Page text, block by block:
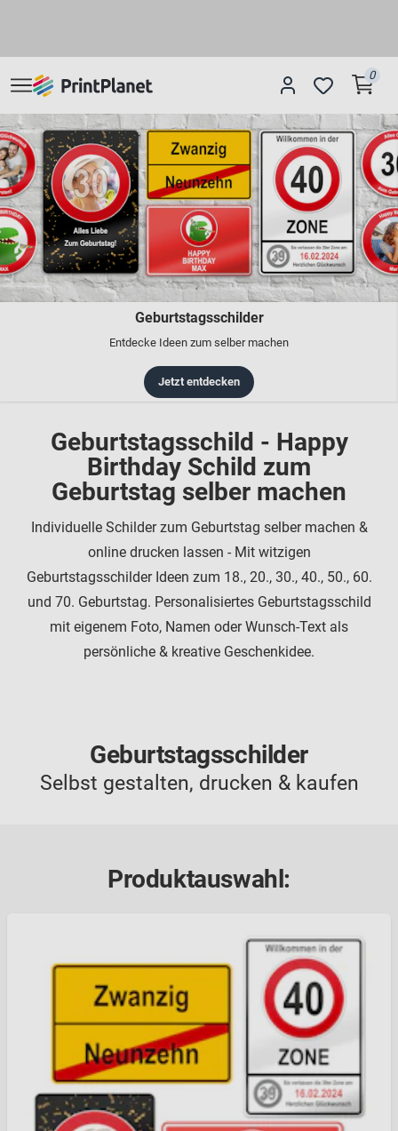
0
Geburtstagsschilder
Entdecke Ideen zum selber machen
Jetzt entdecken
Geburtstagsschild - Happy
Birthday Schild zum
Geburtstag selber machen
Individuelle Schilder zum Geburtstag selber machen &
online drucken lassen - Mit witzigen
Geburtstagsschilder Ideen zum 18., 20., 30., 40., 50., 60.
und 70. Geburtstag. Personalisiertes Geburtstagsschild
mit eigenem Foto, Namen oder Wunsch-Text als
persönliche & kreative Geschenkidee.
Geburtstagsschilder
Selbst gestalten, drucken & kaufen
Produktauswahl: